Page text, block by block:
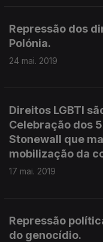
Repressão dos
Polónia.
24 mai. 2019
Direitos LGBTI
Celebração dos
Stonewall que
mobilização da
17 mai. 2019
Repressão
do genocídio.